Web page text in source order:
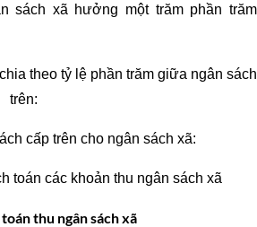
sách xã hưởng một trăm phần trăm
theo tỷ lệ phần trăm giữa ngân sách
trên:
cấp trên cho ngân sách xã:
toán các khoản thu ngân sách xã
thu ngân sách xã